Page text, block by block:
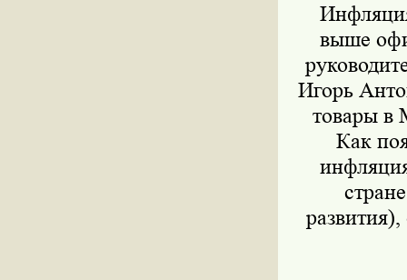
выше
Игорь
товары в
Как